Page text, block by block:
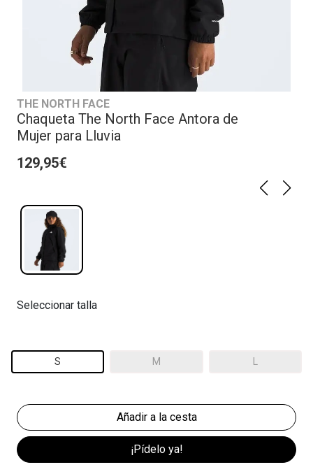
THE NORTH FACE
Chaqueta The North Face Antora de
Mujer para Lluvia
129,95€
Seleccionar talla
S M
¡Pídelo ya!